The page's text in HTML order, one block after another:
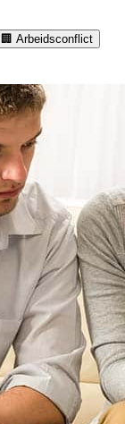
🏢 Arbeidsconflict